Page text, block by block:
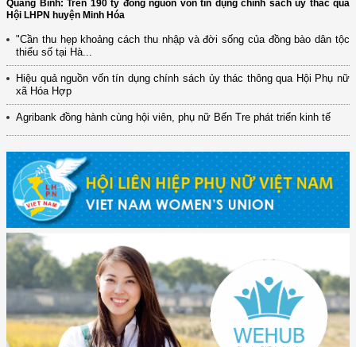
Quảng Bình: Trên 190 tỷ đồng nguồn vốn tín dụng chính sách ủy thác qua
Hội LHPN huyện Minh Hóa
"Cần thu hẹp khoảng cách thu nhập và đời sống của đồng bào dân tộc
thiểu số tại Hà...
Hiệu quả nguồn vốn tín dụng chính sách ủy thác thông qua Hội Phụ nữ
xã Hóa Hợp
Agribank đồng hành cùng hội viên, phụ nữ Bến Tre phát triển kinh tế